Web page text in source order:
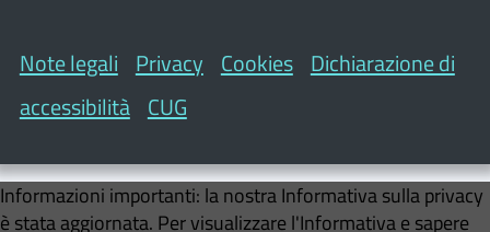
Note legali Privacy Cookies Dichiarazione di
accessibilità CUG
Informazioni importanti: la nostra Informativa sulla privacy
è stata aggiornata. Per visualizzare l'Informativa e sapere